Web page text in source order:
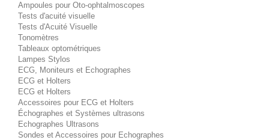
Ampoules pour Oto-ophtalmoscopes
Tests d'acuité visuelle
Tests d'Acuité Visuelle
Tonomètres
Tableaux optométriques
Lampes Stylos
ECG, Moniteurs et Echographes
ECG et Holters
ECG et Holters
Accessoires pour ECG et Holters
Échographes et Systèmes ultrasons
Echographes Ultrasons
Sondes et Accessoires pour Echographes